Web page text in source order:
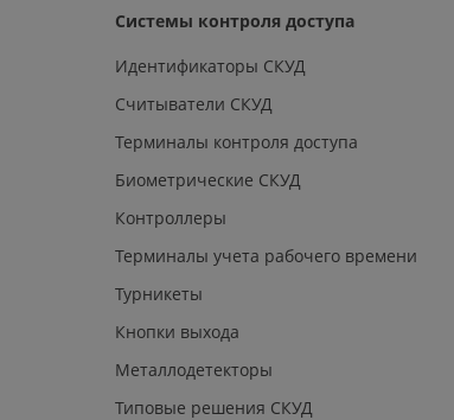
Системы контроля доступа
Идентификаторы СКУД
Считыватели СКУД
Терминалы контроля доступа
Биометрические СКУД
Контроллеры
Терминалы учета рабочего времени
Турникеты
Кнопки выхода
Металлодетекторы
Типовые решения СКУД